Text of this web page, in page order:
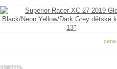
cena